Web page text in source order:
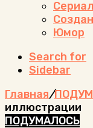
Юмор
Search for
Sidebar
Главная/
иллюстрации
ПОДУМАЛОСЬ